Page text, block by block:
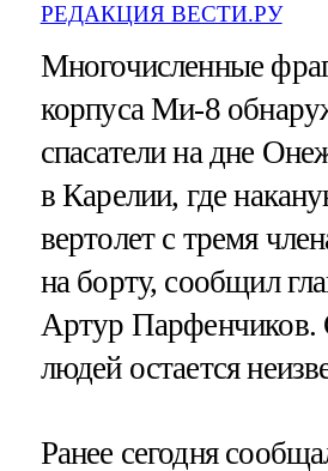
РЕДАКЦИЯ ВЕСТИ.РУ
Многочисленные
корпуса Ми-8
спасатели на дне
в Карелии, где
вертолет с тремя
на борту, сообщил
Артур Парфенчиков.
людей остается
Ранее сегодня